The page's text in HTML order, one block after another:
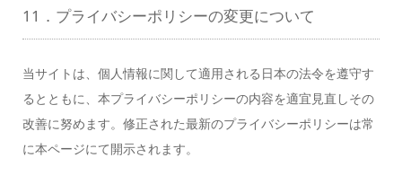
11．プライバシーポリシーの変更について
当サイトは、個人情報に関して適用される日本の法令を遵守す
るとともに、本プライバシーポリシーの内容を適宜見直しその
改善に努めます。修正された最新のプライバシーポリシーは常
に本ページにて開示されます。